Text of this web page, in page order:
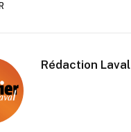
Rédaction Laval